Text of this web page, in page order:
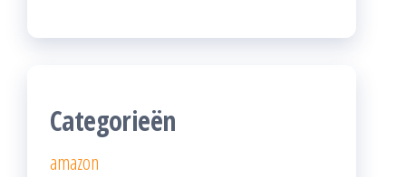
Categorieën
amazon